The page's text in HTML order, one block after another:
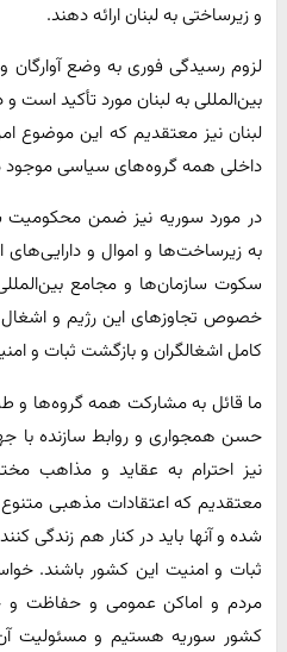
و زیرساختی به لبنان ارائه دهند.
لزوم رسیدگی فوری به وضع
بین‌المللی به لبنان مورد تأکید
لبنان نیز معتقدیم که این موضوع
داخلی همه گروه‌های سیاسی
در مورد سوریه نیز ضمن
به زیرساخت‌ها و اموال و دارایی‌های
سکوت سازمان‌ها و مجامع
خصوص تجاوزهای این رژیم و
کامل اشغالگران و بازگشت ثبات و
ما قائل به مشارکت همه گروه‌ها و
حسن همجواری و روابط سازنده با
نیز احترام به عقاید و مذاهب
معتقدیم که اعتقادات مذهبی
شده و آنها باید در کنار هم زندگی
ثبات و امنیت این کشور باشند.
مردم و اماکن عمومی و حفاظت و
کشور سوریه هستیم و مسئولیت